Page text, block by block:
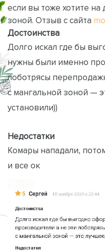
если вы тоже хотите на
зоной. Отзыв с сайта
Достоинства
Долго искал где бы
нужны были именно
лоботрясы
с мангальной зоной —
установили))
Недостатки
Комары нападали,
и все ок